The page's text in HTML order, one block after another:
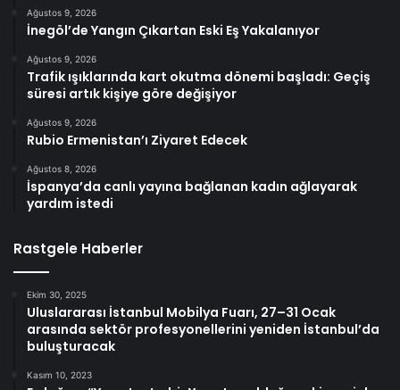
Ağustos 9, 2026
İnegöl’de Yangın Çıkartan Eski Eş Yakalanıyor
Ağustos 9, 2026
Trafik ışıklarında kart okutma dönemi başladı: Geçiş
süresi artık kişiye göre değişiyor
Ağustos 9, 2026
Rubio Ermenistan’ı Ziyaret Edecek
Ağustos 8, 2026
İspanya’da canlı yayına bağlanan kadın ağlayarak
yardım istedi
Rastgele Haberler
Ekim 30, 2025
Uluslararası İstanbul Mobilya Fuarı, 27–31 Ocak
arasında sektör profesyonellerini yeniden İstanbul’da
buluşturacak
Kasım 10, 2023